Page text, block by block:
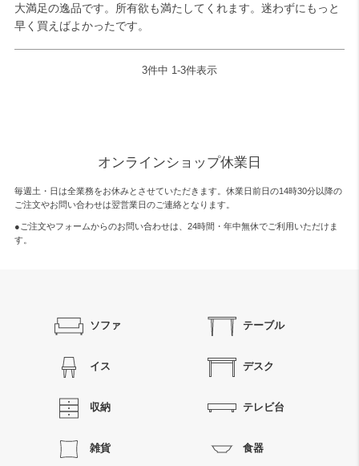
大満足の逸品です。所有欲も満たしてくれます。迷わずにもっと
早く買えばよかったです。
3件中 1-3件表示
オンラインショップ休業日
毎週土・日は全業務をお休みとさせていただきます。休業日前日の14時30分以降の
ご注文やお問い合わせは翌営業日のご連絡となります。
●ご注文やフォームからのお問い合わせは、 24時間・年中無休でご利用いただけま
す。
ソファ テーブル
イス デスク
収納 テレビ台
雑貨 食器